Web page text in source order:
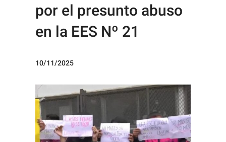
por el presunto abuso
en la EES Nº 21
10/11/2025